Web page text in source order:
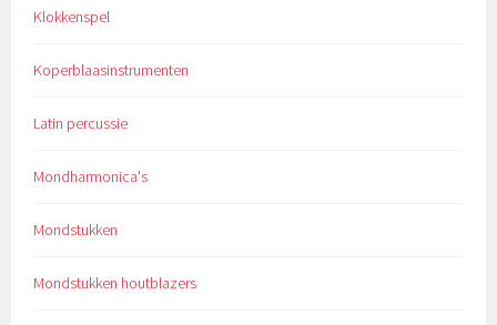
Klokkenspel
Koperblaasinstrumenten
Latin percussie
Mondharmonica's
Mondstukken
Mondstukken houtblazers